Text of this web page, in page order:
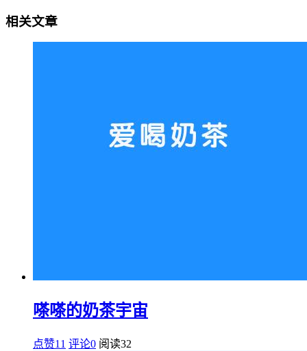
相关文章
嗏嗏的奶茶宇宙
点赞11 评论0 阅读32